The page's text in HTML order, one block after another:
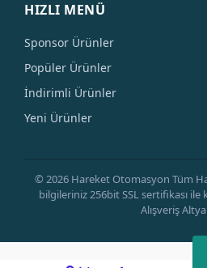
HIZLI MENÜ
Sponsor Ürünler
Popüler Ürünler
İndirimli Ürünler
Yeni Ürünler
© 2026 Hareket Otomasyon Tüm
bilgileriniz 256bit SSL sertifikası
Alışveriş